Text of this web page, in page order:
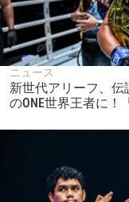
ニュース
新世代アリーフ、伝
のONE世界王者に！